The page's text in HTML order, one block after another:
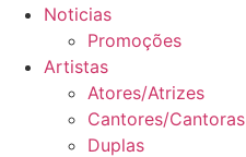
Noticias
Promoções
Artistas
Atores/Atrizes
Cantores/Cantoras
Duplas